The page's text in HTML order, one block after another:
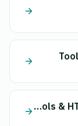
Tools & HTTP + Al-Nawras (Nawris)